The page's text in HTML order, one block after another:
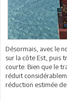
Désormais, avec le
sur la côte Est, puis
courte. Bien que le
réduit
réduction estimée